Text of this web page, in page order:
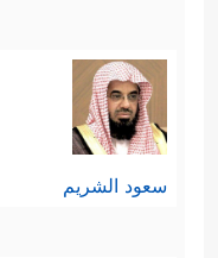
سعود الشريم